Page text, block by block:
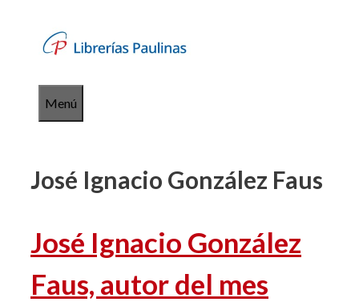
contenido
Menú
José Ignacio González Faus
José Ignacio González
Faus, autor del mes